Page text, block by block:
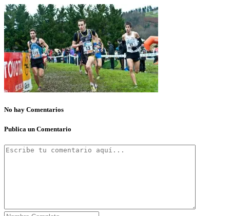
No hay Comentarios
Publica un Comentario